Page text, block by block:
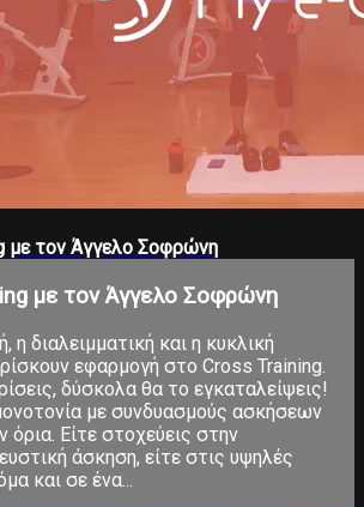
με τον Άγγελο Σοφρώνη
με τον Άγγελο Σοφρώνη
η διαλειμματική και η κυκλική
εφαρμογή στο Cross Training.
δύσκολα θα το εγκαταλείψεις!
με συνδυασμούς ασκήσεων
όρια. Είτε στοχεύεις στην
άσκηση, είτε στις υψηλές
και σε ένα...